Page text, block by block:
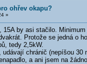
ohřev okapu?
»
15A by asi stačilo.
Protože se jedná o
tedy 2,5kW.
chránič (nepíšou
a ani jsem na